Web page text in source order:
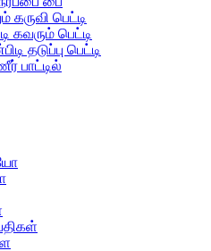
கருவி பெட்டி
கவரும் பெட்டி
தடுப்பு பெட்டி
பாட்டில்